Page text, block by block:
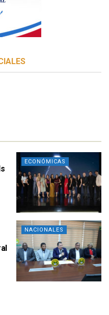
ECONÓMICAS
NACIONALES